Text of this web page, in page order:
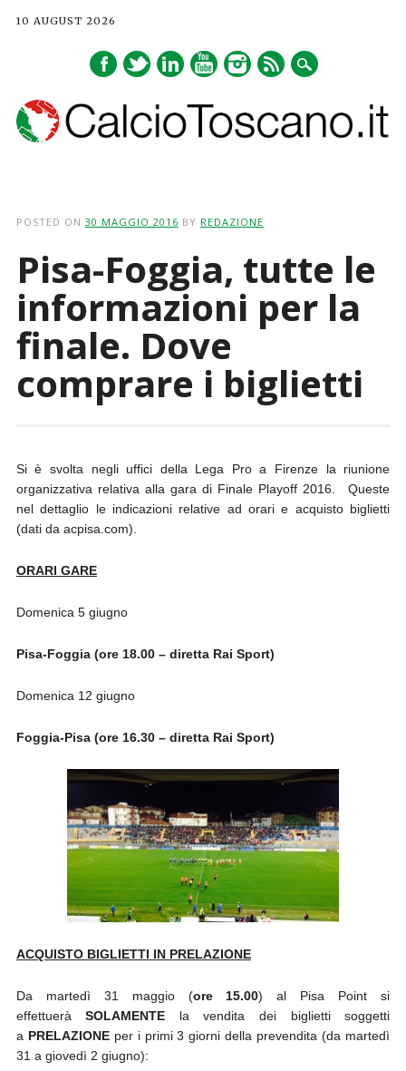
10 AUGUST 2026
POSTED ON 30 MAGGIO 2016 BY REDAZIONE
Pisa-Foggia, tutte le
informazioni per la
finale. Dove
comprare i biglietti
Si è svolta negli uffici della Lega Pro a Firenze la riunione
organizzativa relativa alla gara di Finale Playoff 2016. Queste
nel dettaglio le indicazioni relative ad orari e acquisto biglietti
(dati da acpisa.com).
ORARI GARE
Domenica 5 giugno
Pisa-Foggia (ore 18.00 – diretta Rai Sport)
Domenica 12 giugno
Foggia-Pisa (ore 16.30 – diretta Rai Sport)
ACQUISTO BIGLIETTI IN PRELAZIONE
Da martedì 31 maggio (ore 15.00) al Pisa Point si
effettueràSOLAMENTE la vendita dei biglietti soggetti
a PRELAZIONEper i primi 3 giorni della prevendita (da martedì
31 a giovedì 2 giugno):